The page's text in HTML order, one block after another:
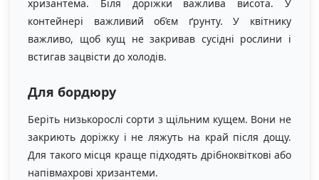
хризантема. Біля доріжки важлива висота. У
контейнері важливий об’єм ґрунту. У квітнику
важливо, щоб кущ не закривав сусідні рослини і
встигав зацвісти до холодів.
Для бордюру
Беріть низькорослі сорти з щільним кущем. Вони не
закриють доріжку і не ляжуть на край після дощу.
Для такого місця краще підходять дрібноквіткові або
напівмахрові хризантеми.